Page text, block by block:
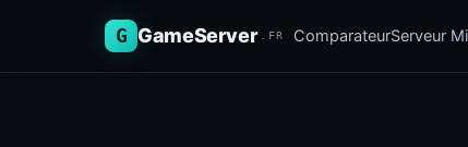
G GameServer .FR ComparateurServeur